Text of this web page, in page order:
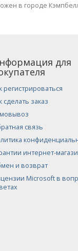
в городе
для
регистрироваться
сделать заказ
связь
интернет-
и возврат
Microsoft в